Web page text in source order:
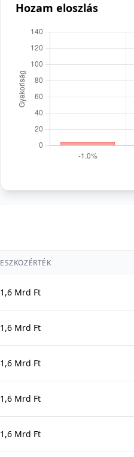
Hozam eloszlás
ESZKÖZÉRTÉK
1,6 Mrd Ft
1,6 Mrd Ft
1,6 Mrd Ft
1,6 Mrd Ft
1,6 Mrd Ft